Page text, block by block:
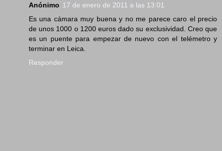
Anónimo 17 de enero de 2011 a las 13:01
Es una cámara muy buena y no me parece caro el precio
de unos 1000 o 1200 euros dado su exclusividad. Creo que
es un puente para empezar de nuevo con el telémetro y
terminar en Leica.
Responder